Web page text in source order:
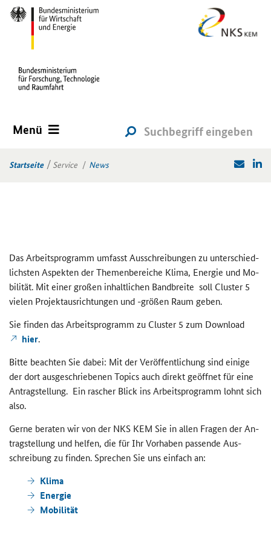
Menü
Startseite Service News
Das Ar­beits­pro­gramm um­fasst Aus­schrei­bun­gen zu un­ter­schied­
lichs­ten Aspek­ten der The­men­be­rei­che Klima, En­er­gie und Mo­
bi­li­tät. Mit einer gro­ßen in­halt­li­chen Band­brei­te soll Clus­ter 5
vie­len Pro­jekt­aus­rich­tun­gen und -​größen Raum geben.
Sie fin­den das Ar­beits­pro­gramm zu Clus­ter 5 zum Down­load
hier.
Bitte be­ach­ten Sie dabei: Mit der Ver­öf­fent­li­chung sind ei­ni­ge
der dort aus­ge­schrie­be­nen To­pics auch di­rekt ge­öff­net für eine
An­trag­stel­lung. Ein ra­scher Blick ins Ar­beits­pro­gramm lohnt sich
also.
Gerne be­ra­ten wir von der NKS KEM Sie in allen Fra­gen der An­
trag­stel­lung und hel­fen, die für Ihr Vor­ha­ben pas­sen­de Aus­
schrei­bung zu fin­den. Spre­chen Sie uns ein­fach an:
Klima
En­er­gie
Mo­bi­li­tät